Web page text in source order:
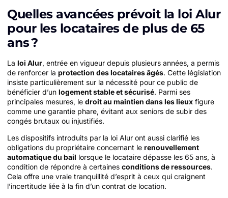
Quelles avancées prévoit la loi Alur
pour les locataires de plus de 65
ans ?
La loi Alur, entrée en vigueur depuis plusieurs années, a permis
de renforcer la protection des locataires âgés. Cette législation
insiste particulièrement sur la nécessité pour ce public de
bénéficier d’un logement stable et sécurisé. Parmi ses
principales mesures, le droit au maintien dans les lieux figure
comme une garantie phare, évitant aux seniors de subir des
congés brutaux ou injustifiés.
Les dispositifs introduits par la loi Alur ont aussi clarifié les
obligations du propriétaire concernant le renouvellement
automatique du bail lorsque le locataire dépasse les 65 ans, à
condition de répondre à certaines conditions de ressources.
Cela offre une vraie tranquillité d’esprit à ceux qui craignent
l’incertitude liée à la fin d’un contrat de location.